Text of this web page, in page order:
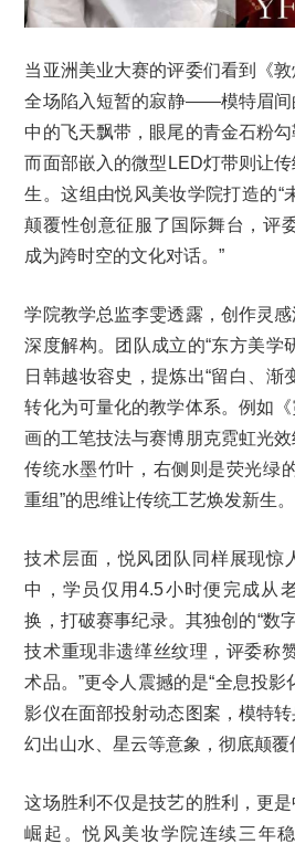
当亚洲美业大赛的评委们看到《敦
全场陷入短暂的寂静——模特眉间
中的飞天飘带，眼尾的青金石粉勾
而面部嵌入的微型LED灯带则让
生。这组由悦风美妆学院打造的“
颠覆性创意征服了国际舞台，评
成为跨时空的文化对话。”
学院教学总监李雯透露，创作灵
深度解构。团队成立的“东方美学
日韩越妆容史，提炼出“留白、渐
转化为可量化的教学体系。例如
画的工笔技法与赛博朋克霓虹光
传统水墨竹叶，右侧则是荧光绿
重组”的思维让传统工艺焕发新生。
技术层面，悦风团队同样展现惊
中，学员仅用4.5小时便完成从
换，打破赛事纪录。其独创的“数
技术重现非遗缂丝纹理，评委称
术品。”更令人震撼的是“全息投
影仪在面部投射动态图案，模特
幻出山水、星云等意象，彻底颠覆
这场胜利不仅是技艺的胜利，更
崛起。悦风美妆学院连续三年